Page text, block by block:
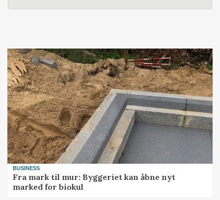
BUSINESS
Fra mark til mur: Byggeriet kan åbne nyt
marked for biokul